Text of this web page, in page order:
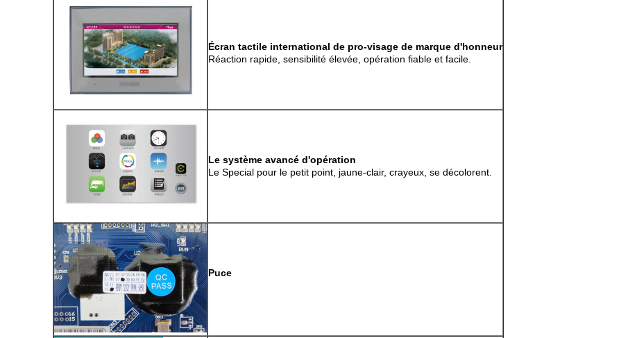
Écran tactile international de pro-visage de marque d'honneur
Réaction rapide, sensibilité élevée, opération fiable et facile.
Le système avancé d'opération
Le Special pour le petit point, jaune-clair, crayeux, se décolorent.
Puce